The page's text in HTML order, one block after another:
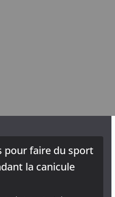
pour faire du sport
la canicule